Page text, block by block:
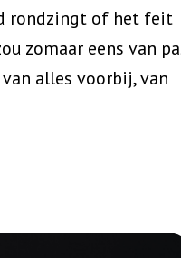
rondzingt of het feit
zomaar eens van
alles voorbij, van